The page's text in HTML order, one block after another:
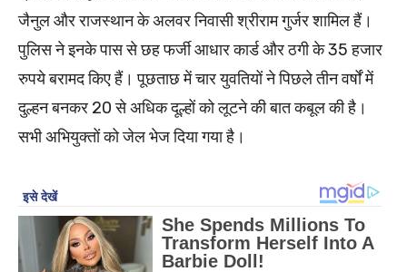
जैनुल और राजस्थान के अलवर निवासी श्रीराम गुर्जर शामिल हैं।
पुलिस ने इनके पास से छह फर्जी आधार कार्ड और ठगी के 35 हजार
रुपये बरामद किए हैं। पूछताछ में चार युवतियों ने पिछले तीन वर्षों में
दुल्हन बनकर 20 से अधिक दूल्हों को लूटने की बात कबूल की है।
सभी अभियुक्तों को जेल भेज दिया गया है।